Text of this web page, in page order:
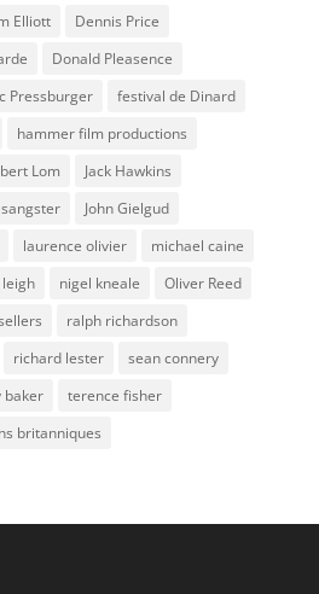
Elliott
Dennis Price
Donald Pleasence
Pressburger
festival de Dinard
hammer film productions
Lom
Jack Hawkins
John Gielgud
laurence olivier
michael caine
nigel kneale
Oliver Reed
ralph richardson
richard lester
sean connery
baker
terence fisher
britanniques